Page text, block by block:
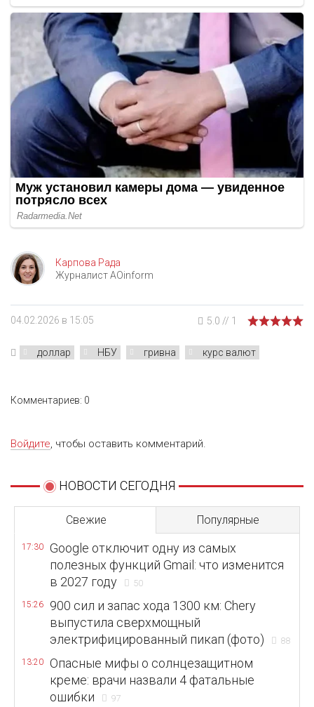
Карпова Рада
Журналист AOinform
04.02.2026 в 15:05 5.0 // 1
доллар НБУ гривна курс валют
Комментариев: 0
Войдите, чтобы оставить комментарий.
НОВОСТИ СЕГОДНЯ
Свежие Популярные
17:30
Google отключит одну из самых
полезных функций Gmail: что изменится
в 2027 году
50
15:26
900 сил и запас хода 1300 км: Chery
выпустила сверхмощный
электрифицированный пикап (фото)
88
13:20
Опасные мифы о солнцезащитном
креме: врачи назвали 4 фатальные
ошибки
97